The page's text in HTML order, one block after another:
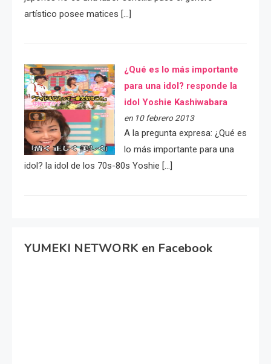
artístico posee matices […]
¿Qué es lo más importante
para una idol? responde la
idol Yoshie Kashiwabara
en 10 febrero 2013
A la pregunta expresa: ¿Qué es
lo más importante para una
idol? la idol de los 70s-80s Yoshie […]
YUMEKI NETWORK en Facebook